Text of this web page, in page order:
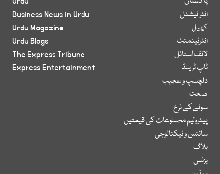
انٹر نیشنل
کھیل
انٹرٹینمنٹ
لائف اسٹائل
ٹاپ ٹرینڈ
دلچسپ و عجیب
صحت
سونے کے نرخ
پیٹرولیم مصنوعات کی قیمتیں
سائنس و ٹیکنالوجی
بلاگ
بزنس
Business News in Urdu
Urdu Magazine
Urdu Blogs
The Express Tribune
Express Entertainment